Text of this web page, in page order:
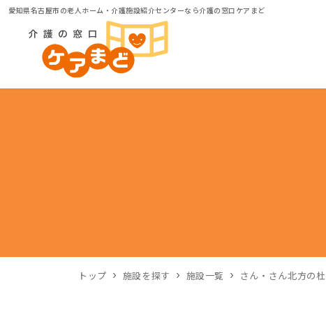
愛知県名古屋市の老人ホーム・介護施設紹介センターなら介護の窓口ケアまど
トップ 施設を探す 施設一覧 さん・さん北方の杜